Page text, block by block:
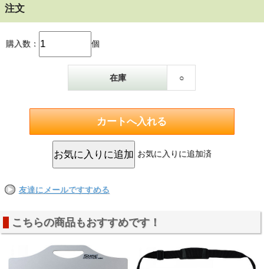
注文
購入数： 個
在庫 ○
お気に入りに追加済
友達にメールですすめる
こちらの商品もおすすめです！